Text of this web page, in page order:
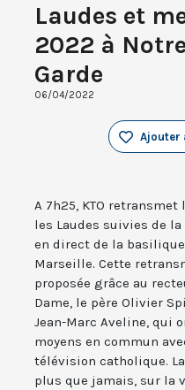
Laudes et
2022 à
Garde
06/04/2022
Ajouter
A 7h25, KTO
les Laudes suivies de
en direct de la
Marseille. Cette
proposée grâce au
Dame, le père Olivier
Jean-Marc Aveline, qui
moyens en commun
télévision catholique.
plus que jamais, sur la